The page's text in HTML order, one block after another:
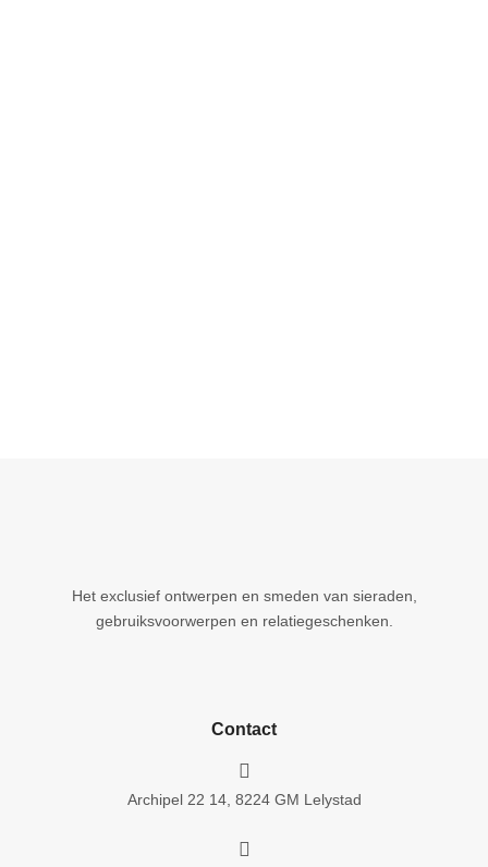
Het exclusief ontwerpen en smeden van sieraden,
gebruiksvoorwerpen en relatiegeschenken.
Contact

Archipel 22 14, 8224 GM Lelystad
